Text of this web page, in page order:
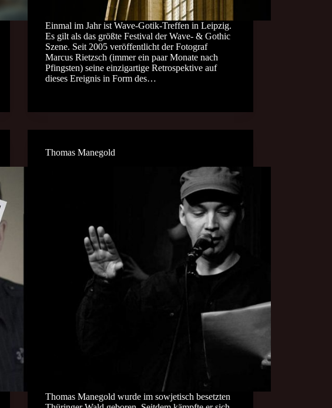
Einmal im Jahr ist Wave-Gotik-Treffen in Leipzig.
Es gilt als das größte Festival der Wave- & Gothic
Szene. Seit 2005 veröffentlicht der Fotograf
Marcus Rietzsch (immer ein paar Monate nach
Pfingsten) seine einzigartige Retrospektive auf
dieses Ereignis in Form des…
Thomas Manegold
Thomas Manegold wurde im sowjetisch besetzten